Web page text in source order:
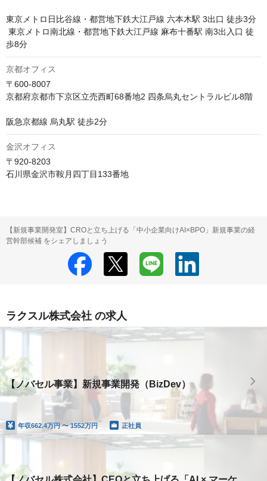
東京メトロ日比谷線・都営地下鉄大江戸線 六本木駅 3出口 徒歩3分
歩8分
京都オフィス
〒600-8007
京都府京都市下京区立売西町68番地2 四条烏丸セントラルビル8階
阪急京都線 烏丸駅 徒歩2分
金沢オフィス
〒920-8203
石川県金沢市鞍月四丁目133番地
【新規事業開発室】CROと立ち上げる「中小企業向けAI×BPO」新規事業の経
営幹部候補 をシェアしましょう
ラクスル株式会社 の求人
【ノバセル事業】新規事業開発（BizDev）
年収662.4万円 〜 1552万円 正社員